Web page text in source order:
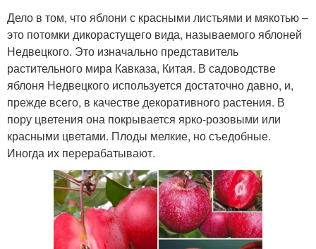
Дело в том, что яблони с красными листьями и мякотью –
это потомки дикорастущего вида, называемого яблоней
Недвецкого. Это изначально представитель
растительного мира Кавказа, Китая. В садоводстве
яблоня Недвецкого используется достаточно давно, и,
прежде всего, в качестве декоративного растения. В
пору цветения она покрывается ярко-розовыми или
красными цветами. Плоды мелкие, но съедобные.
Иногда их перерабатывают.